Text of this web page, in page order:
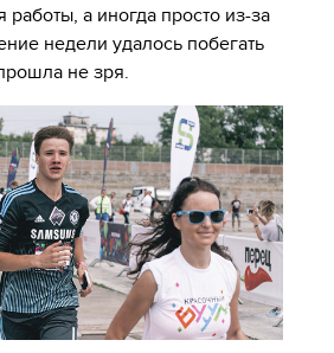
а иногда просто из-за
недели удалось побегать
не зря.